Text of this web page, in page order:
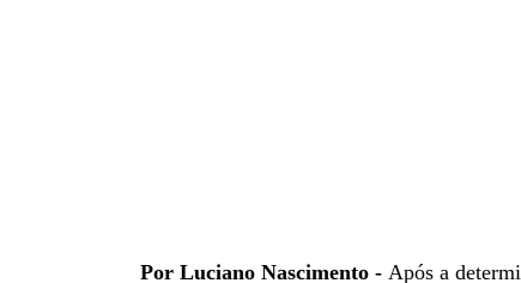
Por Luciano Nascimento - Após a